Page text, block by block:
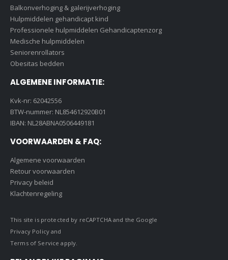
Balkonverhoging & galerijverhoging
Hulpmiddelen gehandicapt kind
Professionele hulpmiddelen Gehandicaptenzorg
Medische hulpmiddelen
Seniorenrollators
Obesitas bedden
ALGEMENE INFORMATIE:
Kvk-nr: 62042556
BTW-nummer: NL854612920B01
IBAN: NL28ABNA0506449181
VOORWAARDEN & FAQ:
Algemene voorwaarden
Retour voorwaarden
Privacy beleid
Klachtenregeling
This site is protected by reCAPTCHA and the Google
Privacy Policyand
Terms of Service apply.